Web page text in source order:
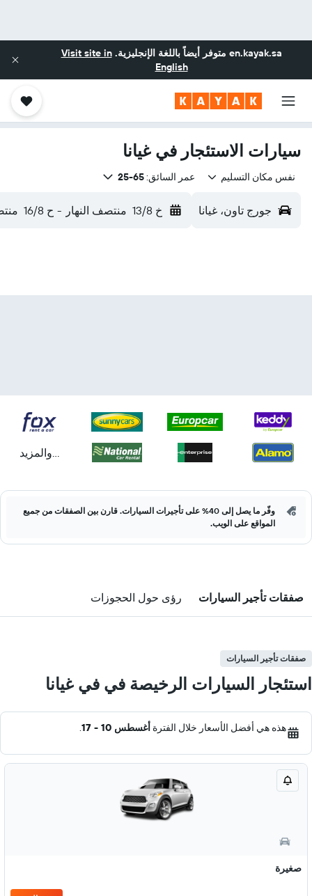
en.kayak.sa متوفر أيضاً باللغة الإنجليزية.Visit site in
English
سيارات الاستئجار في غيانا
نفس مكان التسليم عمر السائق:65-25
جورج تاون، غيانا خ 13/8 منتصف النهار - ح 16/8
...والمزيد
وفّر ما يصل إلى 40% على تأجيرات السيارات. قارن بين الصفقات من جميع
المواقع على الويب.
صفقات تأجير السيارات رؤى حول الحجوزات
صفقات تأجير السيارات
استئجار السيارات الرخيصة في في غيانا
هذه هي أفضل الأسعار خلال الفترة أغسطس 10 - 17 .
صغيرة